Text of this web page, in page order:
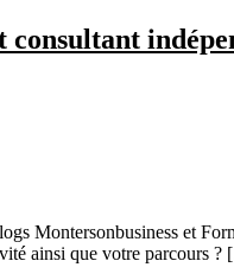
Montersonbusiness et
ainsi que votre parcours